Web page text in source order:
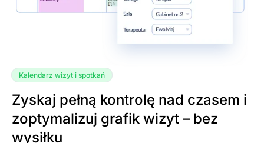
Kalendarz wizyt i spotkań
Zyskaj pełną kontrolę nad czasem i
zoptymalizuj grafik wizyt – bez
wysiłku